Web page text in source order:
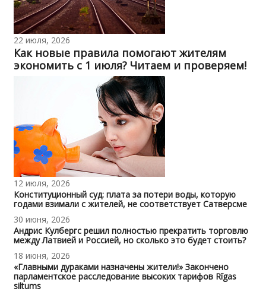
22 июля, 2026
Как новые правила помогают жителям
экономить с 1 июля? Читаем и проверяем!
12 июля, 2026
Конституционный суд: плата за потери воды, которую
годами взимали с жителей, не соответствует Сатверсме
30 июня, 2026
Андрис Кулбергс решил полностью прекратить торговлю
между Латвией и Россией, но сколько это будет стоить?
18 июня, 2026
«Главными дураками назначены жители!» Закончено
парламентское расследование высоких тарифов Rīgas
siltums